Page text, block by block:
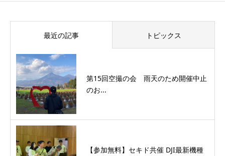
最近の記事 トピックス
第15回空撮の会 雨天のため開催中止
のお...
【参加無料】セキド共催 DJI最新機種